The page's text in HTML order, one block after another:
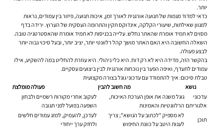
יותר.
כדאי למדוד מגמות של תנועה אורגנית לאורך זמן, איכות תנועה, פיזור בין עמודים, נראות
למגוון שאילתות, שיעורי הקלקה, אינדוקס תקין והתרומה העסקית של הערוץ. ירידה בדף
מסוים לא תמיד אומרת שהאתר נחלש. עלייה בכניסות לא תמיד אומרת שהאסטרטגיה טובה.
השאלה החשובה היא האם האתר מושך קהל רלוונטי יותר, יציב יותר, ובעל סיכוי גבוה יותר
לבצע פעולה.
בהקשר הזה, מדידה היא לא רק דוח. היא כלי ניהולי. היא עוזרת להחליט במה להשקיע, אילו
עמודים לתעדף, ואיפה הפער בין נוכחות אורגנית לבין ביצועים עסקיים.
טבלת סיכום: איך להתמודד עם עדכוני גוגל בצורה מקצועית
נושא
מה חשוב להבין
פעולה מומלצת
עדכוני
אלגוריתם
גוגל משנה את אופן הערכת האיכות,
הרלוונטיות והאמינות
לעקוב אחרי מקורות רשמיים ולבחון
השפעה בפועל לפני תגובה
תוכן
לא מספיק "לכתוב על הנושא"; צריך
לענות היטב על כוונת החיפוש
לעדכן, להעמיק, למזג עמודים חלשים
ולחזק ערך ייחודי